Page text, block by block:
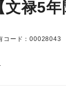
文禄5
コード：00028043